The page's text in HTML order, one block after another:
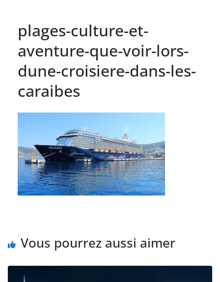
plages-culture-et-
aventure-que-voir-lors-
dune-croisiere-dans-les-
caraibes
Vous pourrez aussi aimer